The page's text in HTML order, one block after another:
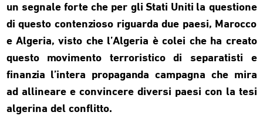
un segnale forte che per gli Stati Uniti la questione
di questo contenzioso riguarda due paesi, Marocco
e Algeria, visto che l’Algeria è colei che ha creato
questo movimento terroristico di separatisti e
finanzia l’intera propaganda campagna che mira
ad allineare e convincere diversi paesi con la tesi
algerina del conflitto.